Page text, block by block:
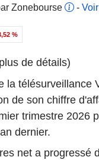
Zonebourse
-
%
de détails)
la télésurveillance
de son chiffre
trimestre 2026
dernier.
net a progressé